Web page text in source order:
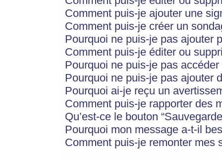
Comment puis-je ajouter une
Comment puis-je créer un
Pourquoi ne puis-je pas ajouter
Comment puis-je éditer ou
Pourquoi ne puis-je pas
Pourquoi ne puis-je pas ajouter
Pourquoi ai-je reçu un
Comment puis-je rapporter des
Qu’est-ce le bouton
Pourquoi mon message a-t-il
Comment puis-je remonter mes